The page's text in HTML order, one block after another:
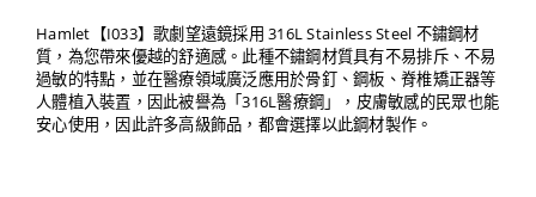
Hamlet【I033】歌劇望遠鏡採用 316L Stainless Steel 不鏽鋼材
質，為您帶來優越的舒適感。此種不鏽鋼材質具有不易排斥、不易
過敏的特點，並在醫療領域廣泛應用於骨釘、鋼板、脊椎矯正器等
人體植入裝置，因此被譽為「316L醫療鋼」，皮膚敏感的民眾也能
安心使用，因此許多高級飾品，都會選擇以此鋼材製作。